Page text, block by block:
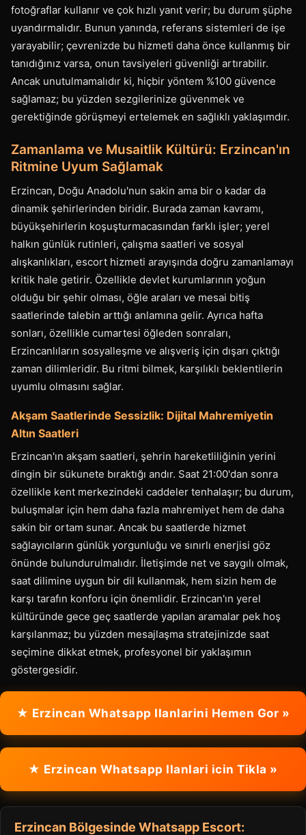
fotoğraflar kullanır ve çok hızlı yanıt verir; bu durum şüphe
uyandırmalıdır. Bunun yanında, referans sistemleri de işe
yarayabilir; çevrenizde bu hizmeti daha önce kullanmış bir
tanıdığınız varsa, onun tavsiyeleri güvenliği artırabilir.
Ancak unutulmamalıdır ki, hiçbir yöntem %100 güvence
sağlamaz; bu yüzden sezgilerinize güvenmek ve
gerektiğinde görüşmeyi ertelemek en sağlıklı yaklaşımdır.
Zamanlama ve Musaitlik Kültürü: Erzincan'ın
Ritmine Uyum Sağlamak
Erzincan, Doğu Anadolu'nun sakin ama bir o kadar da
dinamik şehirlerinden biridir. Burada zaman kavramı,
büyükşehirlerin koşuşturmacasından farklı işler; yerel
halkın günlük rutinleri, çalışma saatleri ve sosyal
alışkanlıkları, escort hizmeti arayışında doğru zamanlamayı
kritik hale getirir. Özellikle devlet kurumlarının yoğun
olduğu bir şehir olması, öğle araları ve mesai bitiş
saatlerinde talebin arttığı anlamına gelir. Ayrıca hafta
sonları, özellikle cumartesi öğleden sonraları,
Erzincanlıların sosyalleşme ve alışveriş için dışarı çıktığı
zaman dilimleridir. Bu ritmi bilmek, karşılıklı beklentilerin
uyumlu olmasını sağlar.
Akşam Saatlerinde Sessizlik: Dijital Mahremiyetin
Altın Saatleri
Erzincan'ın akşam saatleri, şehrin hareketliliğinin yerini
dingin bir sükunete bıraktığı andır. Saat 21:00'dan sonra
özellikle kent merkezindeki caddeler tenhalaşır; bu durum,
buluşmalar için hem daha fazla mahremiyet hem de daha
sakin bir ortam sunar. Ancak bu saatlerde hizmet
sağlayıcıların günlük yorgunluğu ve sınırlı enerjisi göz
önünde bulundurulmalıdır. İletişimde net ve saygılı olmak,
saat dilimine uygun bir dil kullanmak, hem sizin hem de
karşı tarafın konforu için önemlidir. Erzincan'ın yerel
kültüründe gece geç saatlerde yapılan aramalar pek hoş
karşılanmaz; bu yüzden mesajlaşma stratejinizde saat
seçimine dikkat etmek, profesyonel bir yaklaşımın
göstergesidir.
★ Erzincan Whatsapp Ilanlarini Hemen Gor »
★ Erzincan Whatsapp Ilanlari icin Tikla »
Erzincan Bölgesinde Whatsapp Escort: